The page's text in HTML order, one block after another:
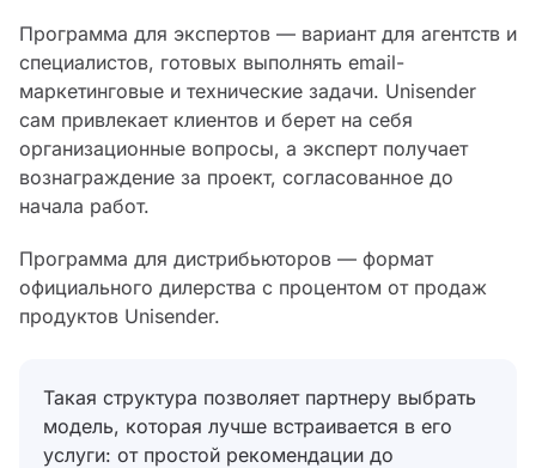
Программа для экспертов — вариант для агентств и
специалистов, готовых выполнять email-
маркетинговые и технические задачи. Unisender
сам привлекает клиентов и берет на себя
организационные вопросы, а эксперт получает
вознаграждение за проект, согласованное до
начала работ.
Программа для дистрибьюторов — формат
официального дилерства с процентом от продаж
продуктов Unisender.
Такая структура позволяет партнеру выбрать
модель, которая лучше встраивается в его
услуги: от простой рекомендации до